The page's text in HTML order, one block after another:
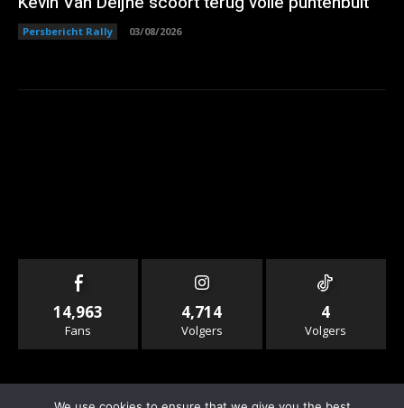
Persbericht Rally 03/08/2026
14,963
Fans
4,714
Volgers
4
Volgers